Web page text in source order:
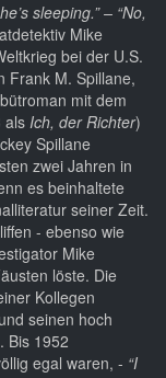
sleeping.” – “No,
Mike
bei der U.S.
Frank M. Spillane,
mit dem
als Ich, der Richter)
Spillane
zwei Jahren in
es beinhaltete
seiner Zeit.
- ebenso wie
Mike
löste. Die
Kollegen
seinen hoch
Bis 1952
egal waren, - “I